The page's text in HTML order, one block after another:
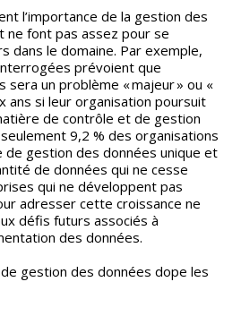
l’importance de la gestion des
ne font pas assez pour se
dans le domaine. Par exemple,
prévoient que
sera un problème « majeur » ou «
ans si leur organisation poursuit
de contrôle et de gestion
9,2 % des organisations
de gestion des données unique et
de données qui ne cesse
qui ne développent pas
adresser cette croissance ne
défis futurs associés à
des données.
gestion des données dope les